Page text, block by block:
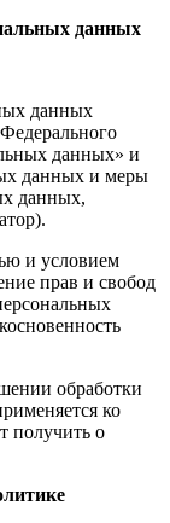
данных
данных
данных» и
данных и меры
данных,
и условием
прав и свобод
обработки
ко
получить о